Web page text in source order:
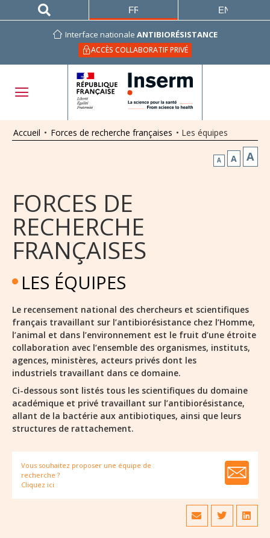
Interface nationale ANTIBIORÉSISTANCE
ACCÈS COLLABORATIF PRIVÉ
FRANÇAIS ENGLISH
Accueil • Forces de recherche françaises • Les équipes
A A A
FORCES DE
RECHERCHE
FRANÇAISES
LES ÉQUIPES
Le recensement national des chercheurs et scientifiques
français travaillant sur l’antibiorésistance chez l’Homme,
l’animal et dans l’environnement est le fruit d’une étroite
collaboration avec l’ensemble des organismes, instituts,
agences, ministères, acteurs privés dont les
industriels travaillant dans ce domaine.
Ci-dessous sont listés tous les scientifiques du domaine
académique et privé travaillant sur l’antibiorésistance,
allant de la bactérie aux antibiotiques, ainsi que leurs
structures de rattachement.
Vous souhaitez proposer une équipe de
recherche ?
Cliquez ici